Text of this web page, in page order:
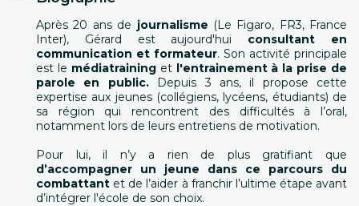
Après 20 ans de journalisme (Le Figaro, FR3, France
Inter), Gérard est aujourd'hui consultant en
communication et formateur. Son activité principale
est le médiatraining et l'entrainement à la prise de
parole en public.Depuis 3 ans, il propose cette
expertise aux jeunes (collégiens, lycéens, étudiants) de
sa région qui rencontrent des difficultés à l’oral,
notamment lors de leurs entretiens de motivation.
Pour lui, il n’y a rien de plus gratifiant que
d’accompagner un jeune dans ce parcours du
combattant et de l’aider à franchir l’ultime étape avant
d’intégrer l'école de son choix.